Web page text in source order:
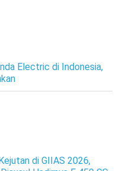
Electric di Indonesia,
di GIIAS 2026,